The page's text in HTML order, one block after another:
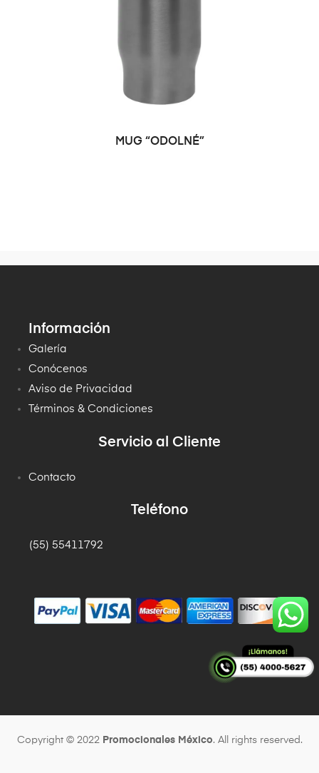
SELECCIONAR OPCIONES
MUG “ODOLNÉ”
Información
Galería
Conócenos
Aviso de Privacidad
Términos & Condiciones
Servicio al Cliente
Contacto
Teléfono
(55) 55411792
Copyright © 2022 Promocionales México. All rights reserved.